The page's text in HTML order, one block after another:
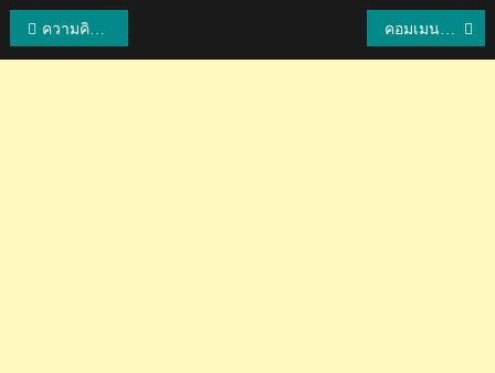
แนะแนว
ความคิดเห็นชาวญี่ปุ่นเกี่ยวกับชนาธิปและฐิติพันธ์ในนัดที่โออิตะ 2-1 ซัปโปโร คอมเมนต์ชาวเกาหลีใต้หลังรายการดังจับหอยมือเสือมาปรุงเป็นอาหาร